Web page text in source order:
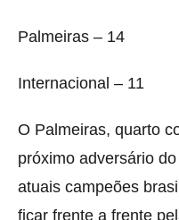
Palmeiras – 14
Internacional – 11
O Palmeiras, quarto
próximo adversário
atuais campeões
ficar frente a frente